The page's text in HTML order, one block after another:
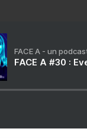
FACE A - un
FACE A #30 :